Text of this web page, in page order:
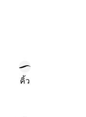
คิ้ว